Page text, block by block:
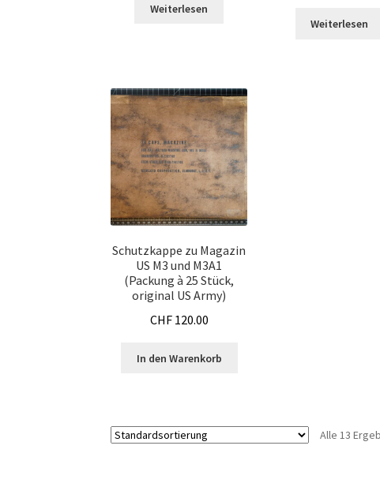
Weiterlesen
war:
Weiterlesen
Schutzkappe zu Magazin
US M3 und M3A1
(Packung à 25 Stück,
original US Army)
CHF120.00
In den Warenkorb
Alle 13